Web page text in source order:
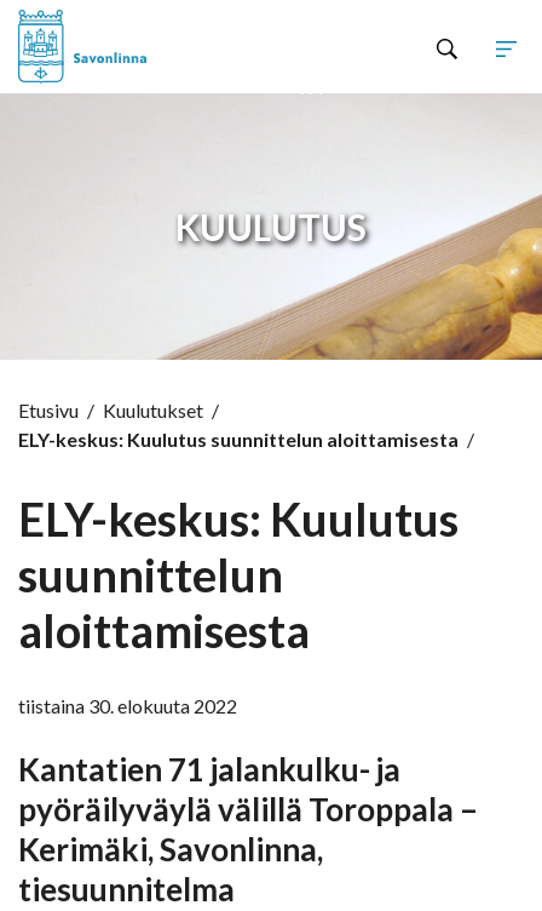
KUULUTUS
Etusivu / Kuulutukset /
ELY-keskus: Kuulutus suunnittelun aloittamisesta /
ELY-keskus: Kuulutus
suunnittelun
aloittamisesta
tiistaina 30. elokuuta 2022
Kantatien 71 jalankulku- ja
pyöräilyväylä välillä Toroppala –
Kerimäki, Savonlinna,
tiesuunnitelma